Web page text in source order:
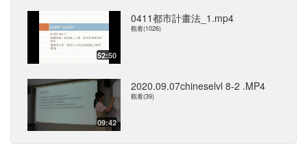
52:50
0411都市計畫法_1.mp4
觀看(1026)
09:42
2020.09.07chineselvl 8-2 .MP4
觀看(39)